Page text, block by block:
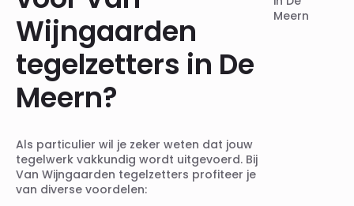
Wijngaarden
tegelzetters in De
Meern?
Als particulier wil je zeker weten dat jouw
tegelwerk vakkundig wordt uitgevoerd. Bij
Van Wijngaarden tegelzetters profiteer je
van diverse voordelen: